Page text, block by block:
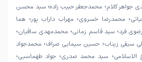
جواهر کلام؛ محمدجعفر حبیب زاده؛ سید محسن
محمدرضا خسروی؛ مهراب داراب پور؛ هما
فرد؛ سید قاسم زمانی؛ محمدمهدی ساقیان؛
سیفی زیناب؛ حسین سیمایی صراف؛ محمدجواد
سید محمد صدری؛ جواد طهماسبی؛